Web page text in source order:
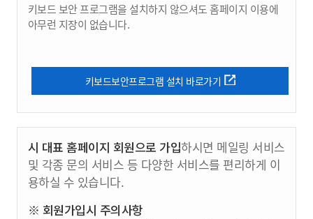
키보드 보안 프로그램을 설치하지 않으셔도 홈페이지 이용에
아무런 지장이 없습니다.
키보드보안프로그램 설치 바로가기
시 대표 홈페이지 회원으로 가입하시면 메일링 서비스
및 각종 문의 서비스 등 다양한 서비스를 편리하게 이
용하실 수 있습니다.
※ 회원가입시 주의사항